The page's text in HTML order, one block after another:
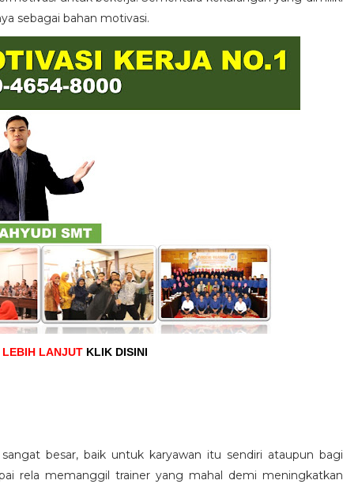
sebagai bahan motivasi.
LEBIH LANJUT KLIK DISINI
besar, baik untuk karyawan itu sendiri ataupun bagi
rela memanggil trainer yang mahal demi meningkatkan